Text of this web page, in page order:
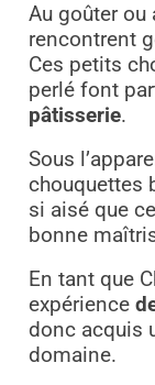
Au goûter ou
rencontrent
Ces petits
perlé font
pâtisserie.
Sous
chouquettes
si aisé que
bonne
En tant que
expérience
donc acquis
domaine.